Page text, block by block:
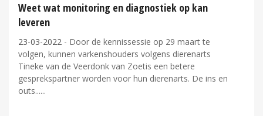
Weet wat monitoring en diagnostiek op kan
leveren
23-03-2022 - Door de kennissessie op 29 maart te
volgen, kunnen varkenshouders volgens dierenarts
Tineke van de Veerdonk van Zoetis een betere
gesprekspartner worden voor hun dierenarts. De ins en
outs...